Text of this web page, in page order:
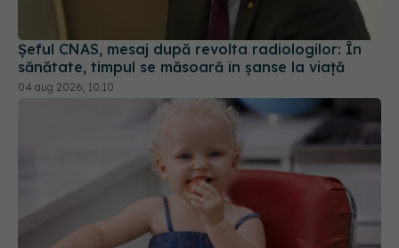
Șeful CNAS, mesaj după revolta radiologilor: În
sănătate, timpul se măsoară în șanse la viață
04 aug 2026, 10:10